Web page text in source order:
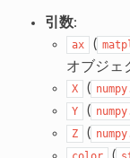
引数:
ax (
オブジェ
X (
Y (
Z (